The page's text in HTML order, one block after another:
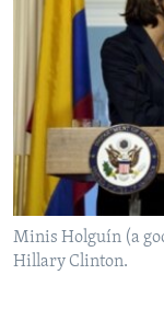
SUIV NOU
Languages
Minis Holguín (a
Hillary Clinton.